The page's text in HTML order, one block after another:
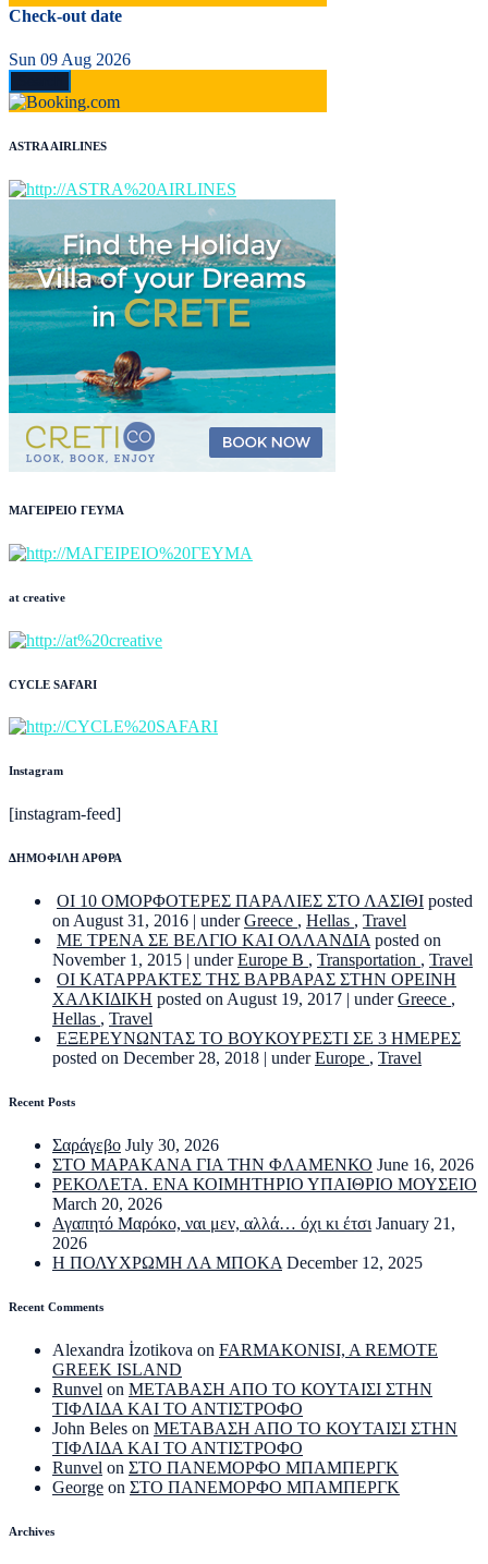
Check-out date
Sun 09 Aug 2026
ASTRA AIRLINES
ΜΑΓΕΙΡΕΙΟ ΓΕΥΜΑ
at creative
CYCLE SAFARI
Instagram
[instagram-feed]
ΔΗΜΟΦΙΛΗ ΑΡΘΡΑ
ΟΙ 10 ΟΜΟΡΦΟΤΕΡΕΣ ΠΑΡΑΛΙΕΣ ΣΤΟ ΛΑΣΙΘΙ posted
on August 31, 2016 | underGreece , Hellas , Travel
ΜΕ ΤΡΕΝΑ ΣΕ ΒΕΛΓΙΟ ΚΑΙ ΟΛΛΑΝΔΙΑ posted on
November 1, 2015 | underEurope B , Transportation , Travel
ΟΙ ΚΑΤΑΡΡΑΚΤΕΣ ΤΗΣ ΒΑΡΒΑΡΑΣ ΣΤΗΝ ΟΡΕΙΝΗ
ΧΑΛΚΙΔΙΚΗ posted on August 19, 2017 | underGreece ,
Hellas , Travel
ΕΞΕΡΕΥΝΩΝΤΑΣ ΤΟ ΒΟΥΚΟΥΡΕΣΤΙ ΣΕ 3 ΗΜΕΡΕΣ
posted on December 28, 2018 | underEurope , Travel
Recent Posts
Σαράγεβο July 30, 2026
ΣΤΟ ΜΑΡΑΚΑΝΑ ΓΙΑ ΤΗΝ ΦΛΑΜΕΝΚΟ June 16, 2026
ΡΕΚΟΛΕΤΑ. ΕΝΑ ΚΟΙΜΗΤΗΡΙΟ ΥΠΑΙΘΡΙΟ ΜΟΥΣΕΙΟ
March 20, 2026
Αγαπητό Μαρόκο, ναι μεν, αλλά… όχι κι έτσι January 21,
2026
Η ΠΟΛΥΧΡΩΜΗ ΛΑ ΜΠΟΚΑ December 12, 2025
Recent Comments
Alexandra İzotikova on FARMAKONISI, A REMOTE
GREEK ISLAND
Runvel on ΜΕΤΑΒΑΣΗ ΑΠΟ ΤΟ ΚΟΥΤΑΙΣΙ ΣΤΗΝ
ΤΙΦΛΙΔΑ ΚΑΙ ΤΟ ΑΝΤΙΣΤΡΟΦΟ
John Beles on ΜΕΤΑΒΑΣΗ ΑΠΟ ΤΟ ΚΟΥΤΑΙΣΙ ΣΤΗΝ
ΤΙΦΛΙΔΑ ΚΑΙ ΤΟ ΑΝΤΙΣΤΡΟΦΟ
Runvel on ΣΤΟ ΠΑΝΕΜΟΡΦΟ ΜΠΑΜΠΕΡΓΚ
George on ΣΤΟ ΠΑΝΕΜΟΡΦΟ ΜΠΑΜΠΕΡΓΚ
Archives